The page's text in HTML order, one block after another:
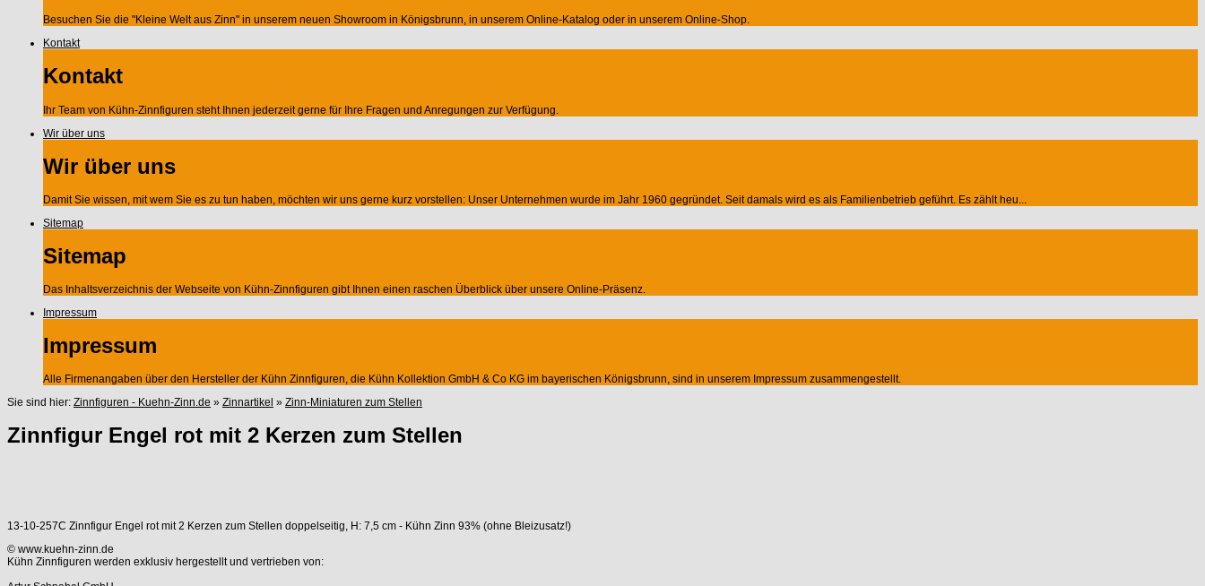
Besuchen Sie die "Kleine Welt aus Zinn" in unserem neuen Showroom in Königsbrunn, in unserem Online-Katalog oder in unserem Online-Shop.
Kontakt
Kontakt
Ihr Team von Kühn-Zinnfiguren steht Ihnen jederzeit gerne für Ihre Fragen und Anregungen zur Verfügung.
Wir über uns
Wir über uns
Damit Sie wissen, mit wem Sie es zu tun haben, möchten wir uns gerne kurz vorstellen: Unser Unternehmen wurde im Jahr 1960 gegründet. Seit damals wird es als Familienbetrieb geführt. Es zählt heu...
Sitemap
Sitemap
Das Inhaltsverzeichnis der Webseite von Kühn-Zinnfiguren gibt Ihnen einen raschen Überblick über unsere Online-Präsenz.
Impressum
Impressum
Alle Firmenangaben über den Hersteller der Kühn Zinnfiguren, die Kühn Kollektion GmbH & Co KG im bayerischen Königsbrunn, sind in unserem Impressum zusammengestellt.
Sie sind hier: Zinnfiguren - Kuehn-Zinn.de » Zinnartikel » Zinn-Miniaturen zum Stellen
Zinnfigur Engel rot mit 2 Kerzen zum Stellen
13-10-257C Zinnfigur Engel rot mit 2 Kerzen zum Stellen doppelseitig, H: 7,5 cm - Kühn Zinn 93% (ohne Bleizusatz!)
© www.kuehn-zinn.de
Kühn Zinnfiguren werden exklusiv hergestellt und vertrieben von: